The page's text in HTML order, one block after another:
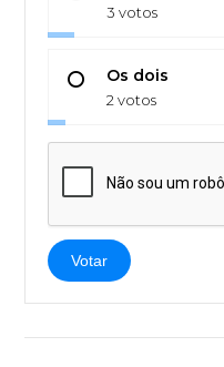
3 votos
Os dois
2 votos
Votar